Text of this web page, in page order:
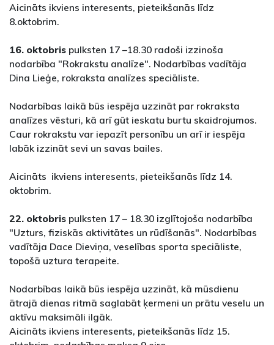
Aicināts ikviens interesents, pieteikšanās līdz
8.oktobrim.
16. oktobris pulksten 17 –18.30 radoši izzinoša
nodarbība "Rokrakstu analīze". Nodarbības vadītāja
Dina Lieģe, rokraksta analīzes speciāliste.
Nodarbības laikā būs iespēja uzzināt par rokraksta
analīzes vēsturi, kā arī gūt ieskatu burtu skaidrojumos.
Caur rokrakstu var iepazīt personību un arī ir iespēja
labāk izzināt sevi un savas bailes.
Aicināts ikviens interesents, pieteikšanās līdz 14.
oktobrim.
22. oktobris pulksten 17 – 18.30 izglītojoša nodarbība
"Uzturs, fiziskās aktivitātes un rūdīšanās". Nodarbības
vadītāja Dace Dieviņa, veselības sporta speciāliste,
topošā uztura terapeite.
Nodarbības laikā būs iespēja uzzināt, kā mūsdienu
ātrajā dienas ritmā saglabāt ķermeni un prātu veselu un
aktīvu maksimāli ilgāk.
Aicināts ikviens interesents, pieteikšanās līdz 15.